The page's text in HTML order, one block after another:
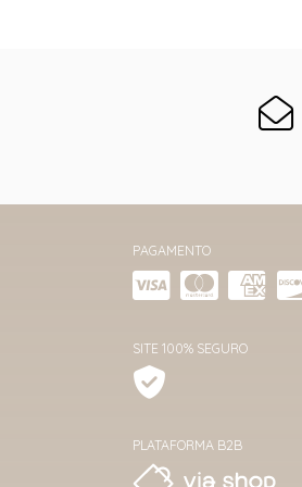
PAGAMENTO
SITE 100% SEGURO
PLATAFORMA B2B